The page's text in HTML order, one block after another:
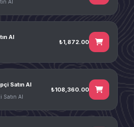
Al
Al
₺1,872.00
Satın Al
Satın Al
₺108,360.00